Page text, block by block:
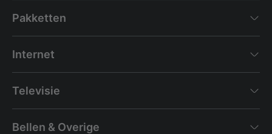
Pakketten
Internet
Televisie
Bellen & Overige